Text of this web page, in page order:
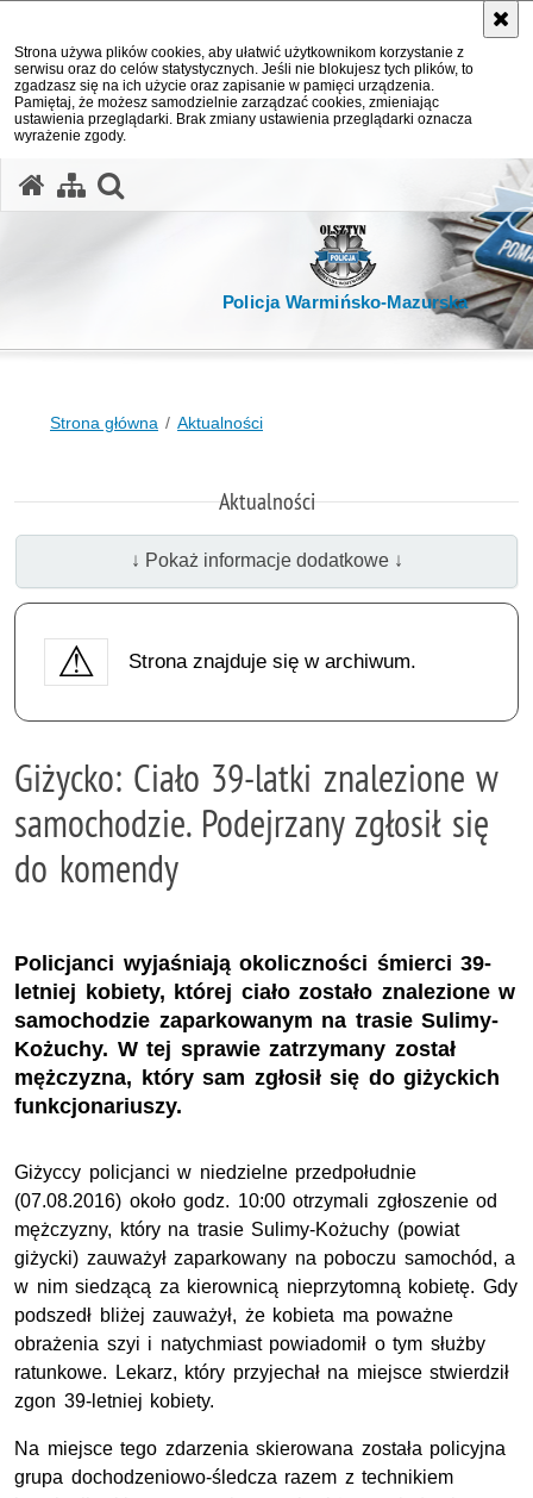
Strona używa plików cookies, aby ułatwić użytkownikom korzystanie z
serwisu oraz do celów statystycznych. Jeśli nie blokujesz tych plików, to
zgadzasz się na ich użycie oraz zapisanie w pamięci urządzenia.
Pamiętaj, że możesz samodzielnie zarządzać cookies, zmieniając
ustawienia przeglądarki. Brak zmiany ustawienia przeglądarki oznacza
wyrażenie zgody.
Policja Warmińsko-Mazurska
Strona główna Aktualności
Aktualności
↓ Pokaż informacje dodatkowe ↓
Strona znajduje się w archiwum.
Giżycko: Ciało 39-latki znalezione w
samochodzie. Podejrzany zgłosił się
do komendy
Policjanci wyjaśniają okoliczności śmierci 39-
letniej kobiety, której ciało zostało znalezione w
samochodzie zaparkowanym na trasie Sulimy-
Kożuchy. W tej sprawie zatrzymany został
mężczyzna, który sam zgłosił się do giżyckich
funkcjonariuszy.
Giżyccy policjanci w niedzielne przedpołudnie
(07.08.2016) około godz. 10:00 otrzymali zgłoszenie od
mężczyzny, który na trasie Sulimy-Kożuchy (powiat
giżycki) zauważył zaparkowany na poboczu samochód, a
w nim siedzącą za kierownicą nieprzytomną kobietę. Gdy
podszedł bliżej zauważył, że kobieta ma poważne
obrażenia szyi i natychmiast powiadomił o tym służby
ratunkowe. Lekarz, który przyjechał na miejsce stwierdził
zgon 39-letniej kobiety.
Na miejsce tego zdarzenia skierowana została policyjna
grupa dochodzeniowo-śledcza razem z technikiem